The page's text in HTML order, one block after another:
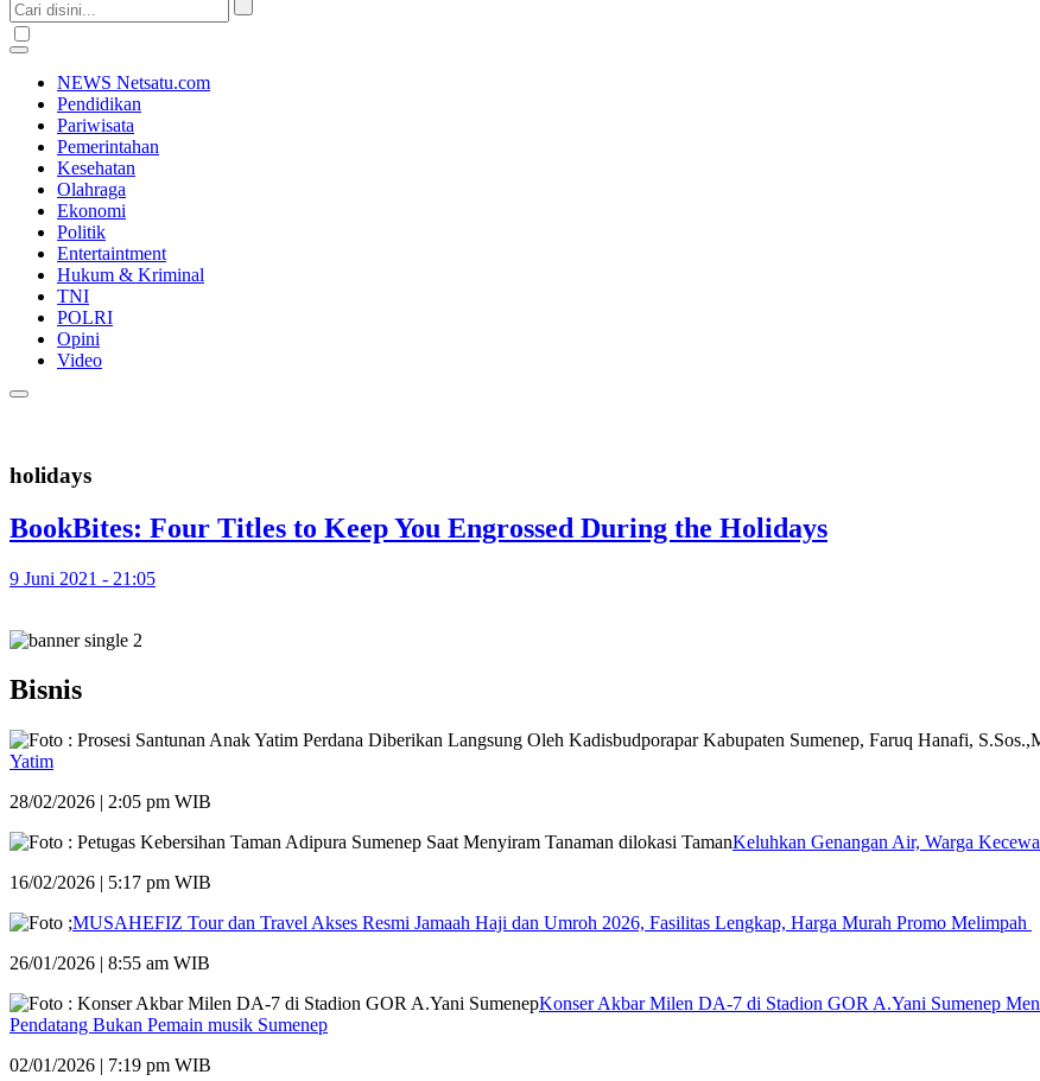
NEWS Netsatu.com
Pendidikan
Pariwisata
Pemerintahan
Kesehatan
Olahraga
Ekonomi
Politik
Entertaintment
Hukum & Kriminal
TNI
POLRI
Opini
Video
holidays
BookBites: Four Titles to Keep You Engrossed During the Holidays
9 Juni 2021 - 21:05
Bisnis
Yatim
28/02/2026 | 2:05 pm WIB
Keluhkan Genangan Air, Warga
16/02/2026 | 5:17 pm WIB
MUSAHEFIZ Tour dan Travel Akses Resmi Jamaah Haji dan Umroh 2026, Fasilitas Lengkap, Harga Murah Promo Melimpah
26/01/2026 | 8:55 am WIB
Konser Akbar Milen DA-7 di Stadion GOR A.Yani Sumenep
Pendatang Bukan Pemain musik Sumenep
02/01/2026 | 7:19 pm WIB